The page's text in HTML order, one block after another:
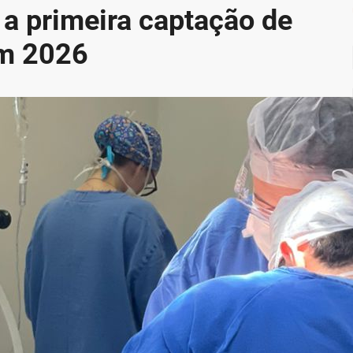
primeira captação de
2026